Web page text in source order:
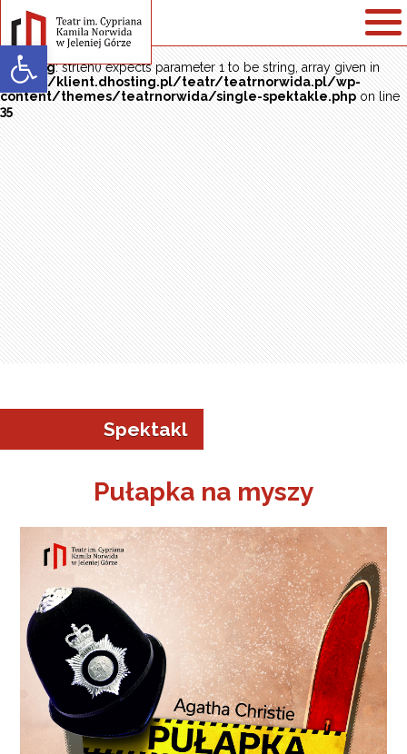
Open toolbar
w Jeleniej Górze
Warning: strlen() expects parameter 1 to be string, array given in
/home/klient.dhosting.pl/teatr/teatrnorwida.pl/wp-
content/themes/teatrnorwida/single-spektakle.phpon line
35
Spektakl
Pułapka na myszy